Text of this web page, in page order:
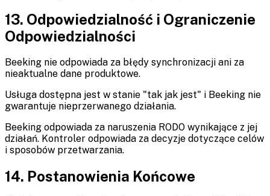
13. Odpowiedzialność i Ograniczenie
Odpowiedzialności
Beeking nie odpowiada za błędy synchronizacji ani za
nieaktualne dane produktowe.
Usługa dostępna jest w stanie "tak jak jest" i Beeking nie
gwarantuje nieprzerwanego działania.
Beeking odpowiada za naruszenia RODO wynikające z jej
działań. Kontroler odpowiada za decyzje dotyczące celów
i sposobów przetwarzania.
14. Postanowienia Końcowe